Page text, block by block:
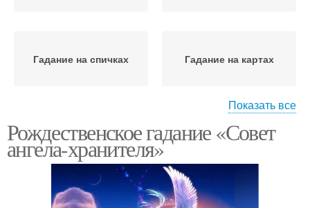
Гадание на спичках Гадание на картах
Гадание на воске
Показать все
Рождественское гадание «Совет
ангела-хранителя»